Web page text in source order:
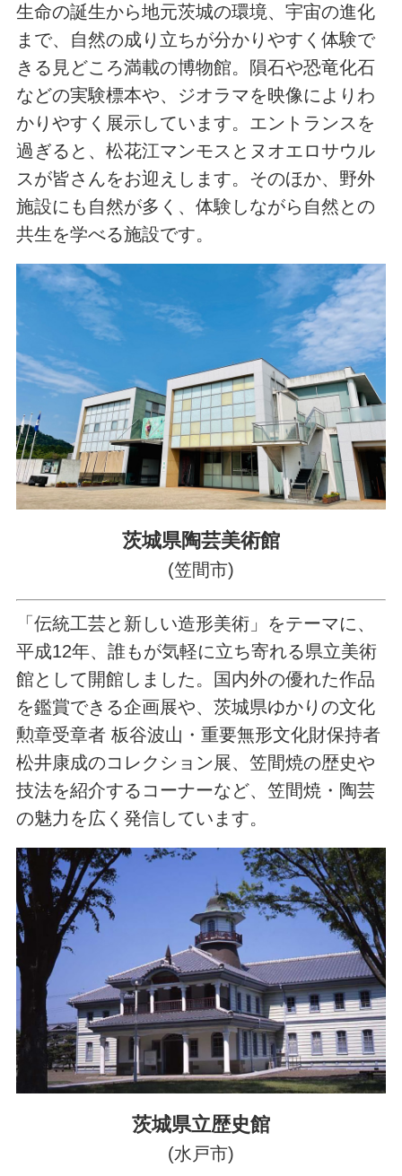
生命の誕生から地元茨城の環境、宇宙の進化
まで、自然の成り立ちが分かりやすく体験で
きる見どころ満載の博物館。隕石や恐竜化石
などの実験標本や、ジオラマを映像によりわ
かりやすく展示しています。エントランスを
過ぎると、松花江マンモスとヌオエロサウル
スが皆さんをお迎えします。そのほか、野外
施設にも自然が多く、体験しながら自然との
共生を学べる施設です。
茨城県陶芸美術館
(笠間市)
「伝統工芸と新しい造形美術」をテーマに、
平成12年、誰もが気軽に立ち寄れる県立美術
館として開館しました。国内外の優れた作品
を鑑賞できる企画展や、茨城県ゆかりの文化
勲章受章者 板谷波山・重要無形文化財保持者
松井康成のコレクション展、笠間焼の歴史や
技法を紹介するコーナーなど、笠間焼・陶芸
の魅力を広く発信しています。
茨城県立歴史館
(水戸市)